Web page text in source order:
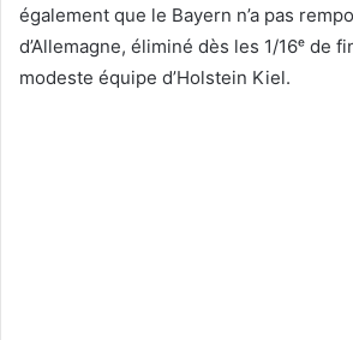
également que le Bayern n’a pas
d’Allemagne, éliminé dès les 1/16ᵉ de
modeste équipe d’Holstein Kiel.